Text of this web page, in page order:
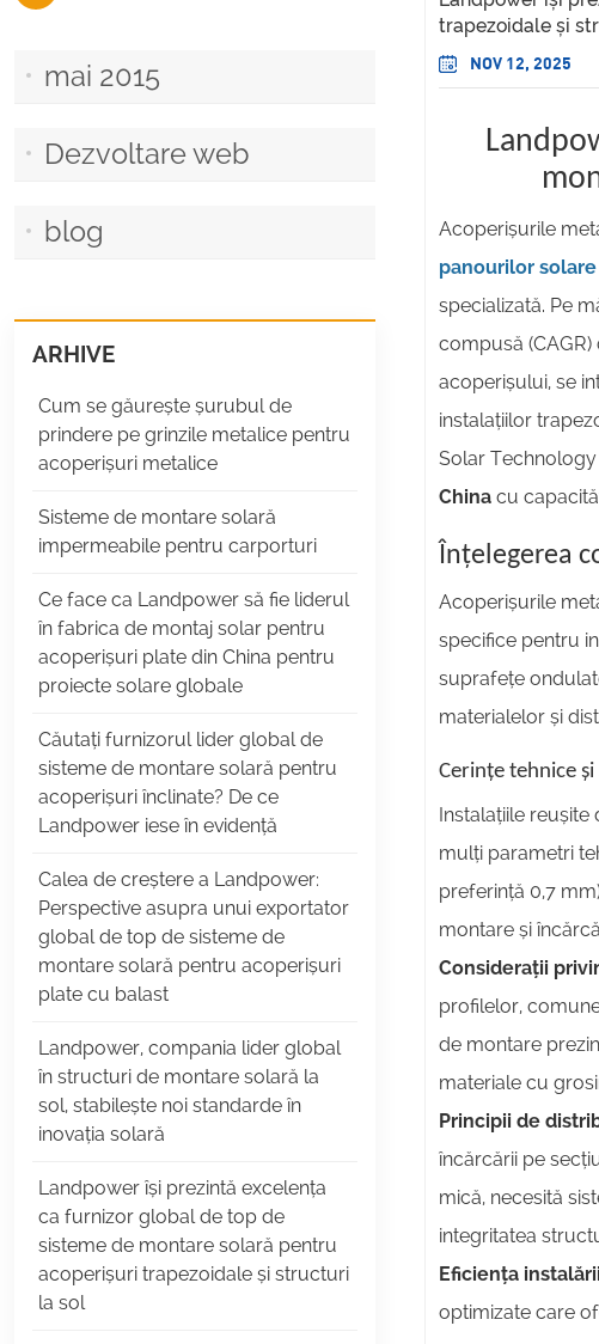
trapezoidale și
NOV 12, 2025
Acoperișurile
panourilor solare
specializată. Pe
compusă
acoperișului, se
instalațiilor
Solar Technology
China cu
Înțelegerea
Acoperișurile
specifice pentru
suprafețe
materialelor și
Cerințe tehnice
Instalațiile
mulți parametri
preferință 0,7
montare și
Considerații
profilelor,
de montare
materiale cu
Principii de
încărcării pe
mică, necesită
integritatea
Eficiența
optimizate care
mai 2015
Dezvoltare web
blog
ARHIVE
Cum se găurește șurubul de
prindere pe grinzile metalice pentru
acoperișuri metalice
Sisteme de montare solară
impermeabile pentru carporturi
Ce face ca Landpower să fie liderul
în fabrica de montaj solar pentru
acoperișuri plate din China pentru
proiecte solare globale
Căutați furnizorul lider global de
sisteme de montare solară pentru
acoperișuri înclinate? De ce
Landpower iese în evidență
Calea de creștere a Landpower:
Perspective asupra unui exportator
global de top de sisteme de
montare solară pentru acoperișuri
plate cu balast
Landpower, compania lider global
în structuri de montare solară la
sol, stabilește noi standarde în
inovația solară
Landpower își prezintă excelența
ca furnizor global de top de
sisteme de montare solară pentru
acoperișuri trapezoidale și structuri
la sol